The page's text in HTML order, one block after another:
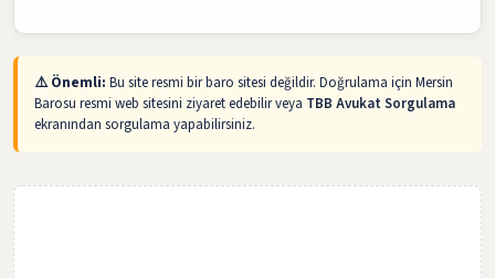
⚠️ Önemli: Bu site resmi bir baro sitesi değildir. Doğrulama için Mersin
Barosu resmi web sitesini ziyaret edebilir veya TBB Avukat Sorgulama
ekranından sorgulama yapabilirsiniz.